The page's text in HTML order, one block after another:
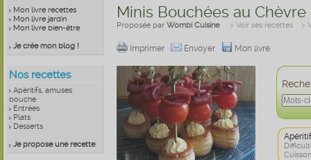
Mon livre recettes
Mon livre jardin
Mon livre bien-être
Je crée mon blog !
Nos recettes
Apéritifs, amuses
bouche
Entrées
Plats
Desserts
Je propose une recette
Minis Bouchées au Chèvre
Proposée par Wombi Cuisine > Voir ses recettes >
Imprimer Envoyer Mon livre